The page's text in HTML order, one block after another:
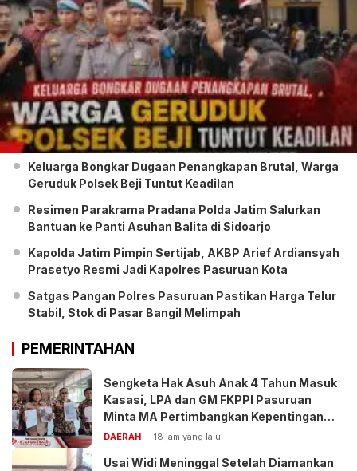
Keluarga Bongkar Dugaan Penangkapan Brutal, Warga
Geruduk Polsek Beji Tuntut Keadilan
Resimen Parakrama Pradana Polda Jatim Salurkan
Bantuan ke Panti Asuhan Balita di Sidoarjo
Kapolda Jatim Pimpin Sertijab, AKBP Arief Ardiansyah
Prasetyo Resmi Jadi Kapolres Pasuruan Kota
Satgas Pangan Polres Pasuruan Pastikan Harga Telur
Stabil, Stok di Pasar Bangil Melimpah
PEMERINTAHAN
Sengketa Hak Asuh Anak 4 Tahun Masuk
Kasasi, LPA dan GM FKPPI Pasuruan
Minta MA Pertimbangkan Kepentingan
Anak
DAERAH 18 jam yang lalu
Usai Widi Meninggal Setelah Diamankan